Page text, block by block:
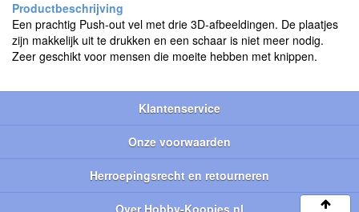
Een prachtig Push-out vel met drie 3D-afbeeldingen. De plaatjes
zijn makkelijk uit te drukken en een schaar is niet meer nodig.
Zeer geschikt voor mensen die moeite hebben met knippen.
Klantenservice
Onze voorwaarden
Herroepingsrecht en retourneren